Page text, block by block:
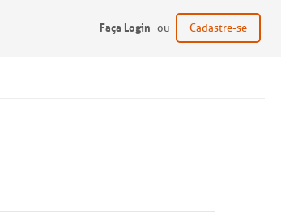
Faça Login ou Cadastre-se